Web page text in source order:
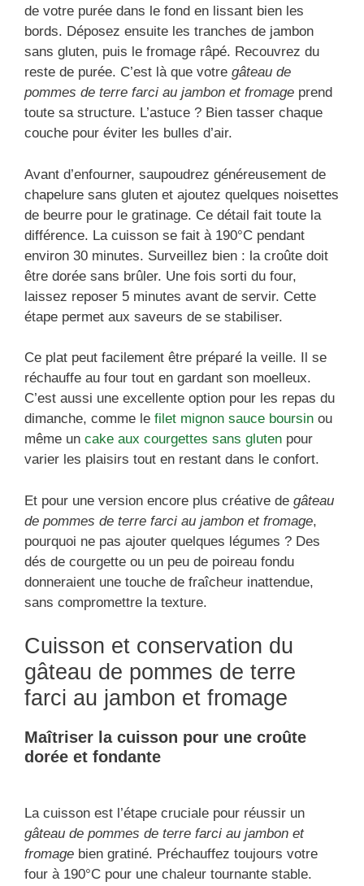
de votre purée dans le fond en lissant bien les
bords. Déposez ensuite les tranches de jambon
sans gluten, puis le fromage râpé. Recouvrez du
reste de purée. C’est là que votre gâteau de
pommes de terre farci au jambon et fromage prend
toute sa structure. L’astuce ? Bien tasser chaque
couche pour éviter les bulles d’air.
Avant d’enfourner, saupoudrez généreusement de
chapelure sans gluten et ajoutez quelques noisettes
de beurre pour le gratinage. Ce détail fait toute la
différence. La cuisson se fait à 190°C pendant
environ 30 minutes. Surveillez bien : la croûte doit
être dorée sans brûler. Une fois sorti du four,
laissez reposer 5 minutes avant de servir. Cette
étape permet aux saveurs de se stabiliser.
Ce plat peut facilement être préparé la veille. Il se
réchauffe au four tout en gardant son moelleux.
C’est aussi une excellente option pour les repas du
dimanche, comme le filet mignon sauce boursin ou
même un cake aux courgettes sans gluten pour
varier les plaisirs tout en restant dans le confort.
Et pour une version encore plus créative de gâteau
de pommes de terre farci au jambon et fromage,
pourquoi ne pas ajouter quelques légumes ? Des
dés de courgette ou un peu de poireau fondu
donneraient une touche de fraîcheur inattendue,
sans compromettre la texture.
Cuisson et conservation du
gâteau de pommes de terre
farci au jambon et fromage
Maîtriser la cuisson pour une croûte
dorée et fondante
La cuisson est l’étape cruciale pour réussir un
gâteau de pommes de terre farci au jambon et
fromage bien gratiné. Préchauffez toujours votre
four à 190°C pour une chaleur tournante stable.